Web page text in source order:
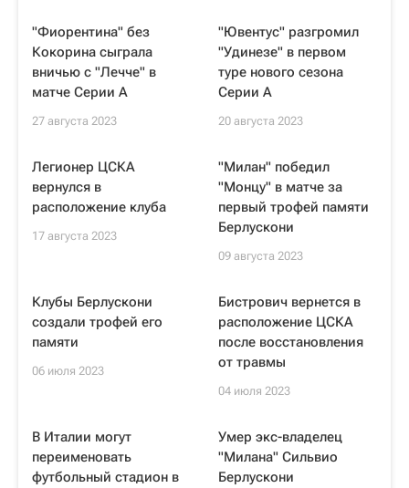
"Фиорентина" без
Кокорина сыграла
вничью с "Лечче" в
матче Серии А
27 августа 2023
"Ювентус" разгромил
"Удинезе" в первом
туре нового сезона
Серии А
20 августа 2023
Легионер ЦСКА
вернулся в
расположение клуба
17 августа 2023
"Милан" победил
"Монцу" в матче за
первый трофей памяти
Берлускони
09 августа 2023
Клубы Берлускони
создали трофей его
памяти
06 июля 2023
Бистрович вернется в
расположение ЦСКА
после восстановления
от травмы
04 июля 2023
В Италии могут
переименовать
футбольный стадион в
Умер экс-владелец
"Милана" Сильвио
Берлускони